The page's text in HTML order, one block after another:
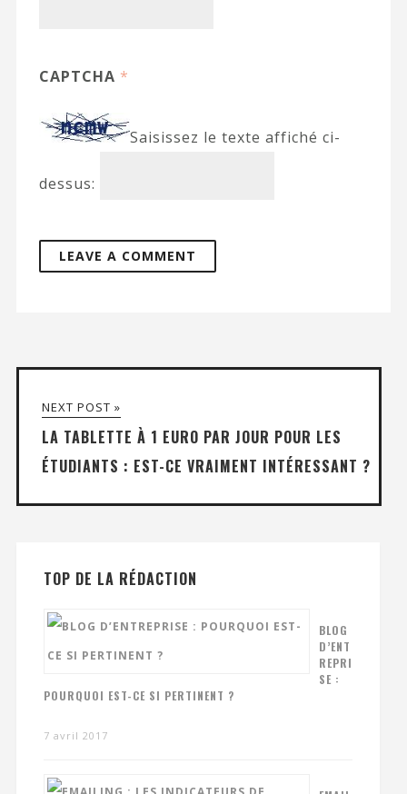
CAPTCHA *
Saisissez le texte affiché ci-
dessus:
NEXT POST »
LA TABLETTE À 1 EURO PAR JOUR POUR LES
ÉTUDIANTS : EST-CE VRAIMENT INTÉRESSANT ?
TOP DE LA RÉDACTION
BLOG
D’ENT
REPRI
SE :
POURQUOI EST-CE SI PERTINENT ?
7 avril 2017